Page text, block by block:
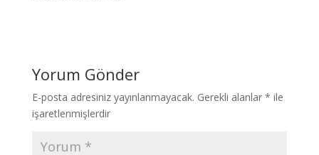
Yorum Gönder
E-posta adresiniz yayınlanmayacak. Gerekli alanlar * ile
işaretlenmişlerdir